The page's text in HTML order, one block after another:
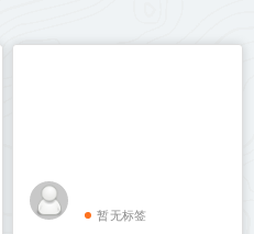
暂无标签